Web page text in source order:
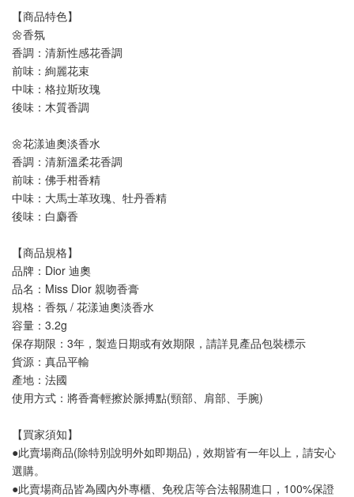
【商品特色】
🌼香氛
香調：清新性感花香調
前味：絢麗花束
中味：格拉斯玫瑰
後味：木質香調
🌼花漾迪奧淡香水
香調：清新溫柔花香調
前味：佛手柑香精
中味：大馬士革玫瑰、牡丹香精
後味：白麝香
【商品規格】
品牌：Dior 迪奧
品名：Miss Dior 親吻香膏
規格：香氛 / 花漾迪奧淡香水
容量：3.2g
保存期限：3年，製造日期或有效期限，請詳見產品包裝標示
貨源：真品平輸
產地：法國
使用方式：將香膏輕擦於脈搏點(頸部、肩部、手腕)
【買家須知】
●此賣場商品(除特別說明外如即期品)，效期皆有一年以上，請安心
選購。
●此賣場商品皆為國內外專櫃、免稅店等合法報關進口，100%保證